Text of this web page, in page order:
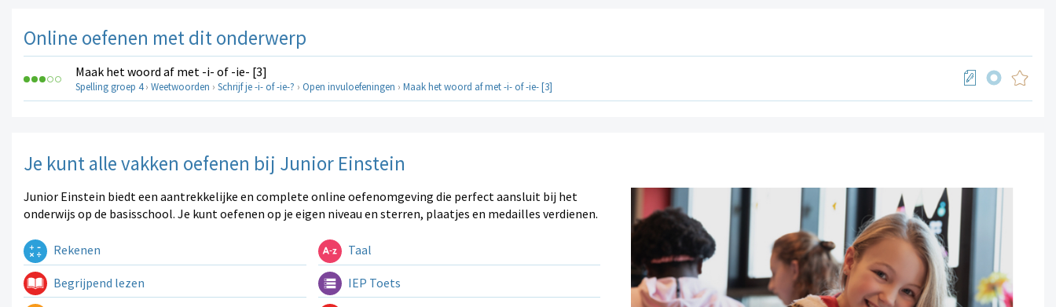
Online oefenen met dit onderwerp
Maak het woord af met -i- of -ie- [3]
Spelling groep 4› Weetwoorden › Schrijf je -i- of -ie-? › Open invuloefeningen › Maak het woord af met -i- of -ie- [3]
Je kunt alle vakken oefenen bij Junior Einstein
Junior Einstein biedt een aantrekkelijke en complete online oefenomgeving die perfect aansluit bij het
onderwijs op de basisschool. Je kunt oefenen op je eigen niveau en sterren, plaatjes en medailles verdienen.
Rekenen Taal
Begrijpend lezen IEP Toets